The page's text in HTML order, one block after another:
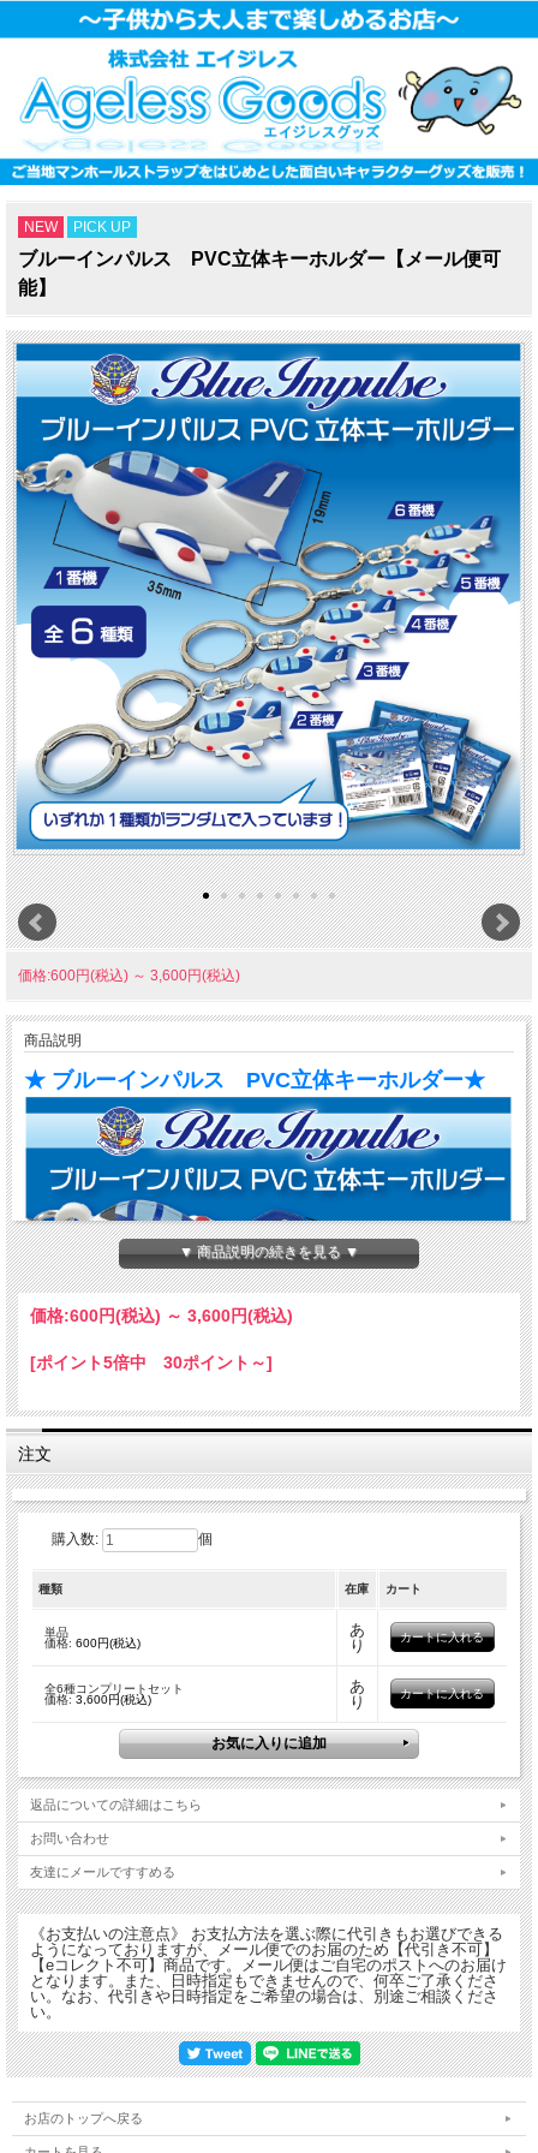
NEW PICK UP
ブルーインパルス PVC立体キーホルダー【メール便可
能】
価格:600円(税込) ～ 3,600円(税込)
商品説明
★ ブルーインパルス PVC立体キーホルダー★
1番機から6番機までの全部で6種類。
たくさんつけても、並べても可愛いミニサイズです！
サイズ：約35mm×19mm 材 質：PVC、金属
全種類揃えたい方は、全6種コンプリートセットを
どうぞ！！
▼ 商品説明の続きを見る ▼
価格:600円(税込) ～ 3,600円(税込)
[ポイント5倍中 30ポイント～]
注文
購入数: 個
種類 在庫 カート
単品
価格: 600円(税込)
あ
り
全6種コンプリートセット
価格: 3,600円(税込)
あ
り
返品についての詳細はこちら
お問い合わせ
友達にメールですすめる
《お支払いの注意点》 お支払方法を選ぶ際に代引きもお選びできる
ようになっておりますが、メール便でのお届のため【代引き不可】
【eコレクト不可】商品です。メール便はご自宅のポストへのお届け
となります。また、日時指定もできませんので、何卒ご了承くださ
い。なお、代引きや日時指定をご希望の場合は、別途ご相談くださ
い。
お店のトップへ戻る